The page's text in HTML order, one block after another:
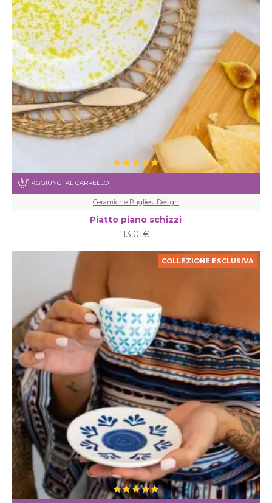
Ceramiche Pugliesi Design
Piatto piano schizzi
13,01€
AGGIUNGI AL CARRELLO
COLLEZIONE ESCLUSIVA